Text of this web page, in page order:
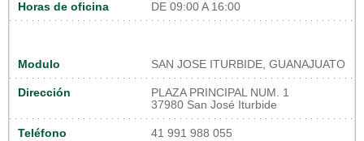
Horas de oficina DE 09:00 A 16:00
Modulo SAN JOSE ITURBIDE, GUANAJUATO
Dirección
PLAZA PRINCIPAL NUM. 1
37980 San José Iturbide
Teléfono 41 991 988 055